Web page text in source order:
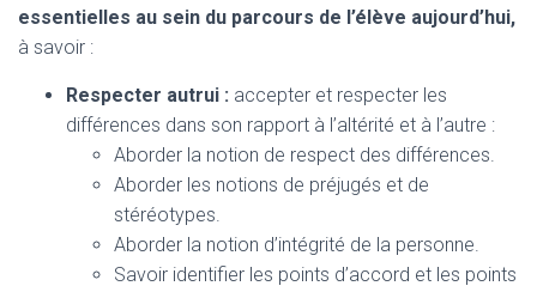
essentielles au sein du parcours de l’élève aujourd’hui,
à savoir :
Respecter autrui : accepter et respecter les
différences dans son rapport à l’altérité et à l’autre :
Aborder la notion de respect des différences.
Aborder les notions de préjugés et de
stéréotypes.
Aborder la notion d’intégrité de la personne.
Savoir identifier les points d’accord et les points